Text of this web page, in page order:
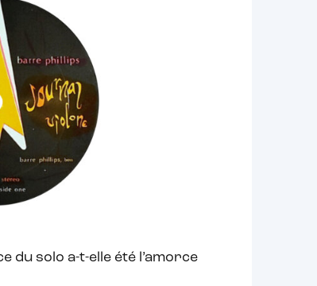
du solo a-t-elle été l’amorce